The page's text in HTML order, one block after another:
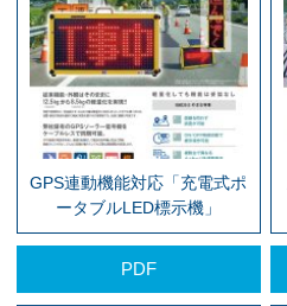
GPS連動機能対応「充電式ポ
ータブルLED標示機」
PDF